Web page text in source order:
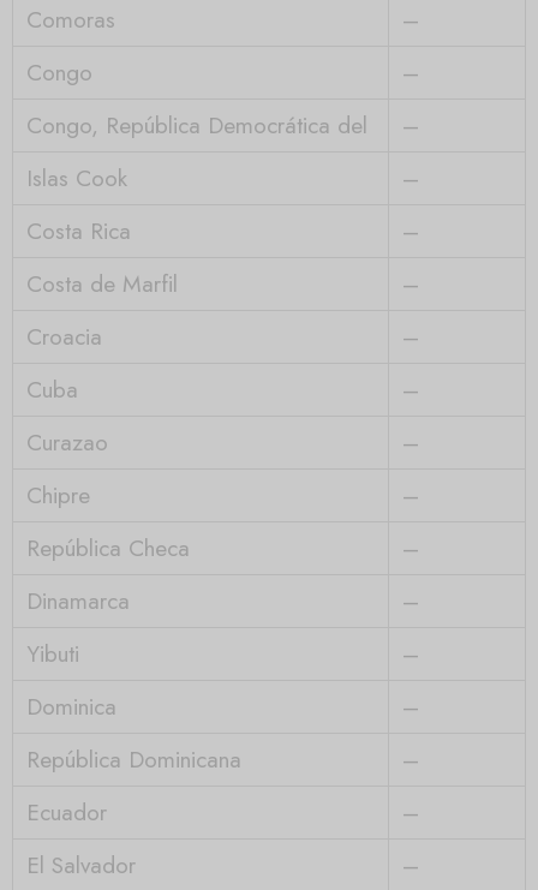
Comoras
–
Congo
–
Congo, República Democrática del
–
Islas Cook
–
Costa Rica
–
Costa de Marfil
–
Croacia
–
Cuba
–
Curazao
–
Chipre
–
República Checa
–
Dinamarca
–
Yibuti
–
Dominica
–
República Dominicana
–
Ecuador
–
El Salvador
–